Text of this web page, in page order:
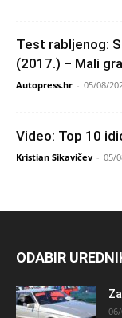
Test rabljenog:
(2017.) – Mali
Autopress.hr - 05/08/
Video: Top 10
Kristian Sikavičev - 05/
ODABIR